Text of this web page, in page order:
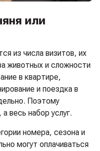
или
из числа визитов, их
животных и сложности
в квартире,
и поездка в
Поэтому
весь набор услуг.
номера, сезона и
могут оплачиваться